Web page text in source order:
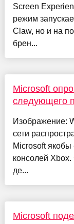
Screen
режим
Claw, но и на
брен...
Microsoft
следующего
Изображение:
сети
Microsoft
консолей Xbox.
де...
Microsoft